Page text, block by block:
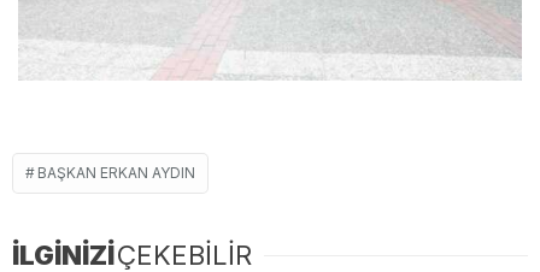
BAŞKAN ERKAN AYDIN
İLGİNİZİÇEKEBİLİR